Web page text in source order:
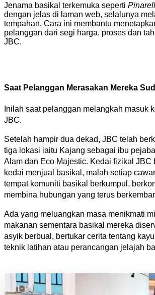
Jenama basikal terkemuka seperti
dengan jelas di laman web, selalunya
tempahan. Cara ini membantu
pelanggan dari segi harga, proses dan
JBC.
Saat Pelanggan Merasakan Mereka
Inilah saat pelanggan melangkah masuk
JBC.
Setelah hampir dua dekad, JBC telah
tiga lokasi iaitu Kajang sebagai ibu
Alam dan Eco Majestic. Kedai fizikal JBC
kedai menjual basikal, malah setiap
tempat komuniti basikal berkumpul,
membina hubungan yang terus
Ada yang meluangkan masa menikmati
makanan sementara basikal mereka
asyik berbual, bertukar cerita tentang
teknik latihan atau perancangan jelajah